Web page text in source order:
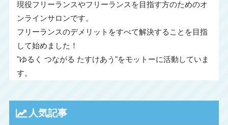
現役フリーランスやフリーランスを目指す方のためのオ
ンラインサロンです。
フリーランスのデメリットをすべて解決することを目指
して始めました！
"ゆるく つながる たすけあう"をモットーに活動していま
す。
人気記事